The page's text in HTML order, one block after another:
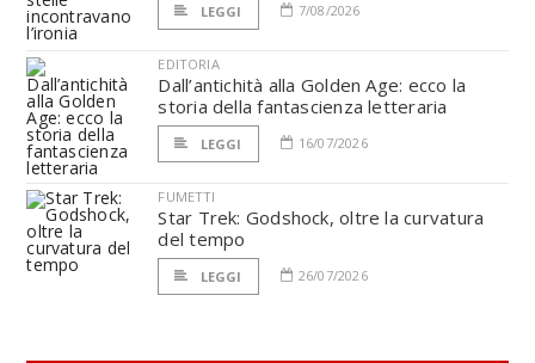
LEGGI 7/08/2026
EDITORIA
Dall’antichità alla Golden Age: ecco la
storia della fantascienza letteraria
LEGGI 16/07/2026
FUMETTI
Star Trek: Godshock, oltre la curvatura
del tempo
LEGGI 26/07/2026